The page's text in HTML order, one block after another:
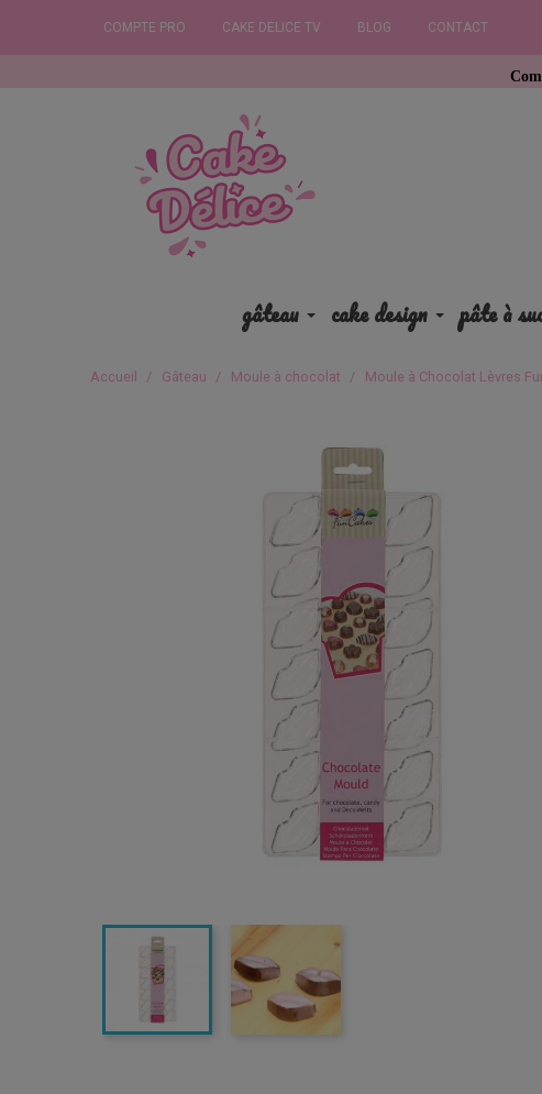
COMPTE PRO CAKE DELICE TV BLOG CONTACT
Commandez
gâteau cake design pâte à
Accueil Gâteau Moule à chocolat Moule à Chocolat Lèvres